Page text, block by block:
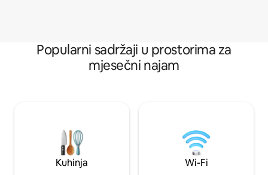
Popularni sadržaji u prostorima za
mjesečni najam
Kuhinja Wi-Fi